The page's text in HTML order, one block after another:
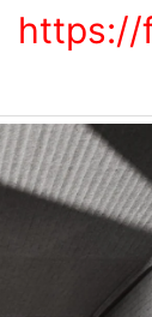
https://